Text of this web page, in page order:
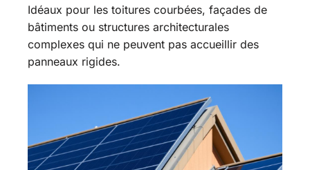
Idéaux pour les toitures courbées, façades de
bâtiments ou structures architecturales
complexes qui ne peuvent pas accueillir des
panneaux rigides.